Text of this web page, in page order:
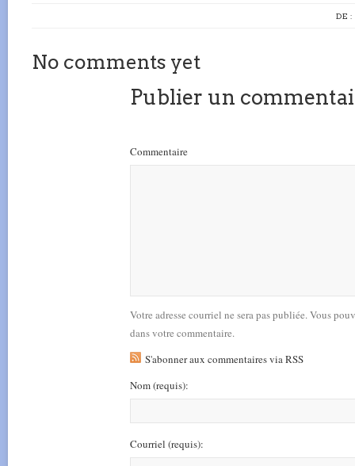
DE :
No comments yet
Publier un
Commentaire
Votre adresse courriel ne sera pas publiée. Vous
dans votre commentaire.
S'abonner aux commentaires via RSS
Nom(requis):
Courriel (requis):